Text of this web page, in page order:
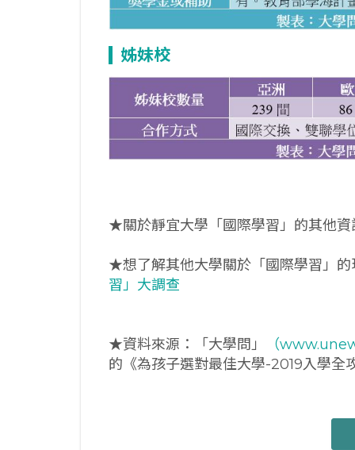
姊妹校
★關於靜宜大學「國際學習」的其他資
★想了解其他大學關於「國際學習」的
習」大調查
★資料來源：「大學問」
（
的《為孩子選對最佳大學-2019入學全